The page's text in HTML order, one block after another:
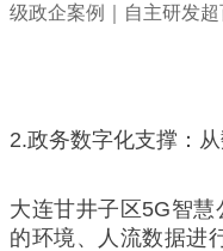
2.政务数字化支撑：
大连甘井子区5G智
的环境、人流数据进